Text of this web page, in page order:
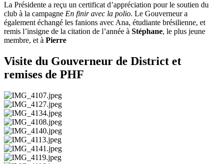
La Présidente a reçu un certificat d’appréciation pour le soutien du
club à la campagne En finir avec la polio. Le Gouverneur a
également échangé les fanions avec Ana, étudiante brésilienne, et
remis l’insigne de la citation de l’année à Stéphane, le plus jeune
membre, et à Pierre
Visite du Gouverneur de District et
remises de PHF